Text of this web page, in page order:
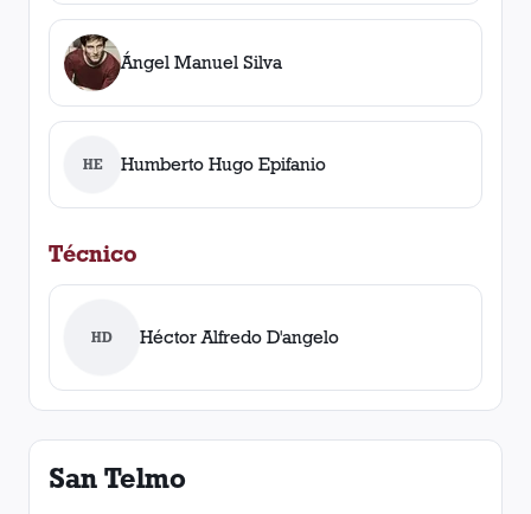
Ángel Manuel Silva
HE Humberto Hugo Epifanio
Técnico
HD Héctor Alfredo D'angelo
San Telmo